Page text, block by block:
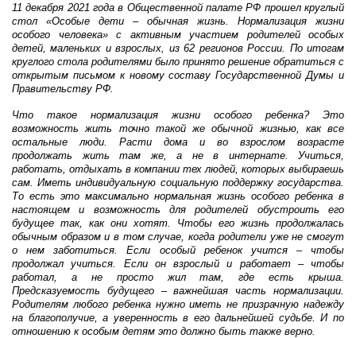
11 декабря 2021 года в Общественной палате РФ прошел круглый
стол «Особые дети – обычная жизнь. Нормализация жизни
особого человека» с активным участием родителей особых
детей, маленьких и взрослых, из 62 регионов России. По итогам
круглого стола родителями было принято решение обратиться с
открытым письмом к новому составу Государственной Думы и
Правительству РФ.
Что такое нормализация жизни особого ребенка? Это
возможность жить точно такой же обычной жизнью, как все
остальные люди. Расти дома и во взрослом возрасте
продолжать жить там же, а не в интернате. Учиться,
работать, отдыхать в компании тех людей, которых выбираешь
сам. Иметь индивидуальную социальную поддержку государства.
То есть это максимально нормальная жизнь особого ребенка в
настоящем и возможность для родителей обустроить его
будущее так, как они хотят. Чтобы его жизнь продолжалась
обычным образом и в том случае, когда родители уже не смогут
о нем заботиться. Если особый ребенок учится – чтобы
продолжал учиться. Если он взрослый и работает – чтобы
работал, а не просто жил там, где есть крыша.
Предсказуемость будущего – важнейшая часть нормализации.
Родителям любого ребенка нужно иметь не призрачную надежду
на благополучие, а уверенность в его дальнейшей судьбе. И по
отношению к особым детям это должно быть также верно.